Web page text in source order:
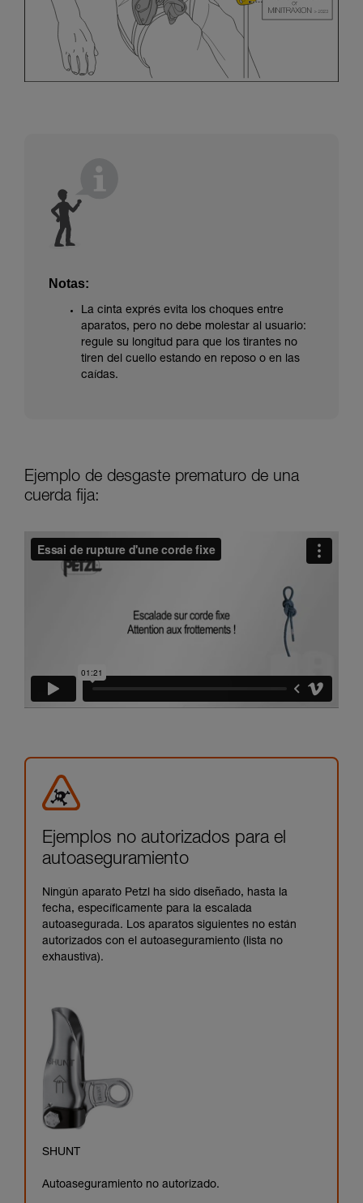
Notas:
La cinta exprés evita los choques entre
aparatos, pero no debe molestar al usuario:
regule su longitud para que los tirantes no
tiren del cuello estando en reposo o en las
caídas.
Ejemplo de desgaste prematuro de una
cuerda fija:
Ejemplos no autorizados para el
autoaseguramiento
Ningún aparato Petzl ha sido diseñado, hasta la
fecha, específicamente para la escalada
autoasegurada. Los aparatos siguientes no están
autorizados con el autoaseguramiento (lista no
exhaustiva).
SHUNT
Autoaseguramiento no autorizado.